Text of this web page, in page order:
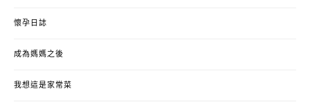
懷孕日誌
成為媽媽之後
我想這是家常菜